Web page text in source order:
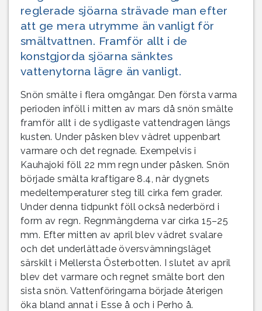
reglerade sjöarna strävade man efter
att ge mera utrymme än vanligt för
smältvattnen. Framför allt i de
konstgjorda sjöarna sänktes
vattenytorna lägre än vanligt.
Snön smälte i flera omgångar. Den första varma
perioden inföll i mitten av mars då snön smälte
framför allt i de sydligaste vattendragen längs
kusten. Under påsken blev vädret uppenbart
varmare och det regnade. Exempelvis i
Kauhajoki föll 22 mm regn under påsken. Snön
började smälta kraftigare 8.4, när dygnets
medeltemperaturer steg till cirka fem grader.
Under denna tidpunkt föll också nederbörd i
form av regn. Regnmängderna var cirka 15–25
mm. Efter mitten av april blev vädret svalare
och det underlättade översvämningsläget
särskilt i Mellersta Österbotten. I slutet av april
blev det varmare och regnet smälte bort den
sista snön. Vattenföringarna började återigen
öka bland annat i Esse å och i Perho å.